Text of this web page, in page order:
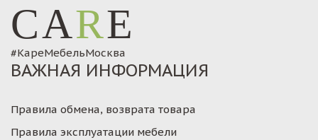
CARE
#КареМебельМосква
ВАЖНАЯ ИНФОРМАЦИЯ
Правила обмена, возврата товара
Правила эксплуатации мебели